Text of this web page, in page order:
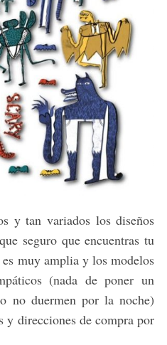
y tan variados los diseños
seguro que encuentras tu
muy amplia y los modelos
(nada de poner un
no duermen por la noche)
y direcciones de compra por